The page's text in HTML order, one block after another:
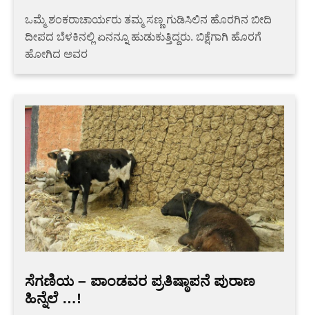
ಒಮ್ಮೆ ಶಂಕರಾಚಾರ್ಯರು ತಮ್ಮ ಸಣ್ಣ ಗುಡಿಸಿಲಿನ ಹೊರಗಿನ ಬೀದಿ
ದೀಪದ ಬೆಳಕಿನಲ್ಲಿ ಏನನ್ನೂ ಹುಡುಕುತ್ತಿದ್ದರು. ಬಿಕ್ಷೆಗಾಗಿ ಹೊರಗೆ
ಹೋಗಿದ ಅವರ
ಸೆಗಣಿಯ – ಪಾಂಡವರ ಪ್ರತಿಷ್ಠಾಪನೆ ಪುರಾಣ
ಹಿನ್ನೆಲೆ …!